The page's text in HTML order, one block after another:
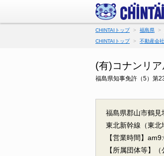
CHINTAIトップ 福島県
CHINTAIトップ
不動産会社
(有)コナンリ
福島県知事免許（5）第
福島県郡山市鶴
東北新幹線（東北
【営業時間】
【所属団体等】